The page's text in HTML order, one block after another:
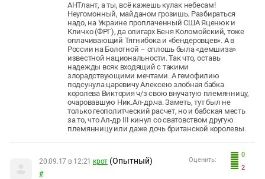
АНТлант, а ты, всё кажешь кулак небесам!
Неугомонный, майданом грозишь. Разбираться
надо, на Украине проплаченный США Яценюк и
Кличко (ФРГ), да олигарх Беня Коломойский, тоже
оплачивающий Тягнибока и «бендеровцев». А в
России на Болотной – сплошь была «демшиза»
известной национальности. Так что, оставь
надежды всяк входящий с такими
злорадствующими мечтами. А гемофилию
подсунула царевичу Алексею злобная бабка
королева Виктория ч/з свою внучатую племянницу,
очаровавшую Ник.Ал-др.ча. Заметь, тут был не
только геополитческий расчет, но и бабская месть
за то, что Ал-др III кинул со сватовством другую
племянницу или даже дочь британской королевы.
0
2
Оценить:
20.09.17 в 12:21 крот (Опытный)
#